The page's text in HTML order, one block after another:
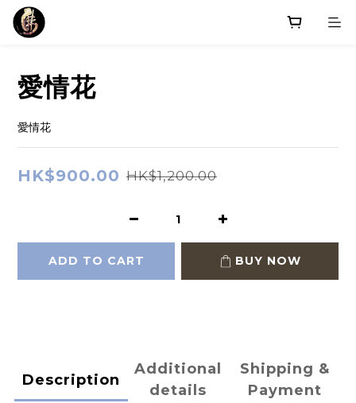
愛情花
愛情花
HK$900.00 HK$1,200.00
ADD TO CART BUY NOW
Description
Additional
details
Shipping &
Payment